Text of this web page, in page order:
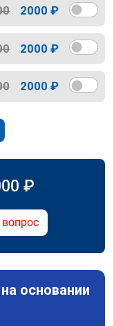
2000 ₽
2000 ₽
2000 ₽
₽
основании